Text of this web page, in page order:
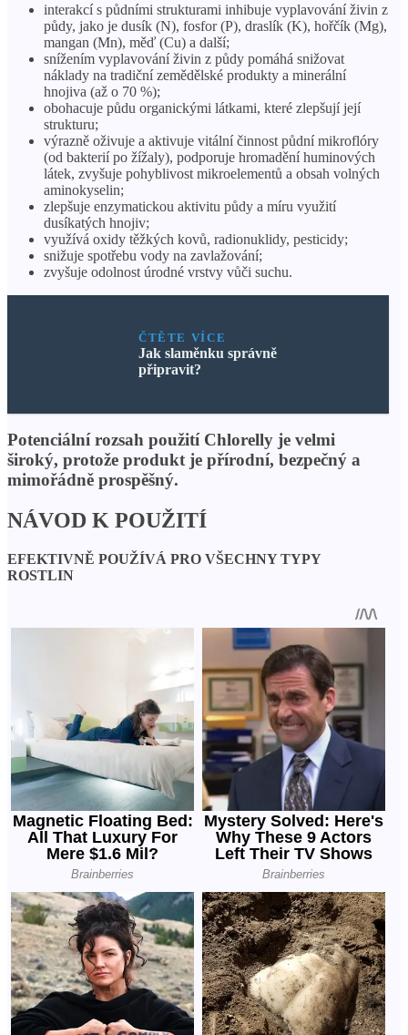
interakcí s půdními strukturami inhibuje vyplavování živin z
půdy, jako je dusík (N), fosfor (P), draslík (K), hořčík (Mg),
mangan (Mn), měď (Cu) a další;
snížením vyplavování živin z půdy pomáhá snižovat
náklady na tradiční zemědělské produkty a minerální
hnojiva (až o 70 %);
obohacuje půdu organickými látkami, které zlepšují její
strukturu;
výrazně oživuje a aktivuje vitální činnost půdní mikroflóry
(od bakterií po žížaly), podporuje hromadění huminových
látek, zvyšuje pohyblivost mikroelementů a obsah volných
aminokyselin;
zlepšuje enzymatickou aktivitu půdy a míru využití
dusíkatých hnojiv;
využívá oxidy těžkých kovů, radionuklidy, pesticidy;
snižuje spotřebu vody na zavlažování;
zvyšuje odolnost úrodné vrstvy vůči suchu.
ČTĚTE VÍCE
Jak slaměnku správně
připravit?
Potenciální rozsah použití Chlorelly je velmi
široký, protože produkt je přírodní, bezpečný a
mimořádně prospěšný.
NÁVOD K POUŽITÍ
EFEKTIVNĚ POUŽÍVÁ PRO VŠECHNY TYPY
ROSTLIN